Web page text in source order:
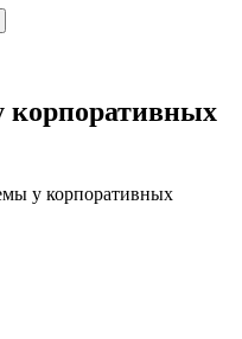
корпоративных
у корпоративных